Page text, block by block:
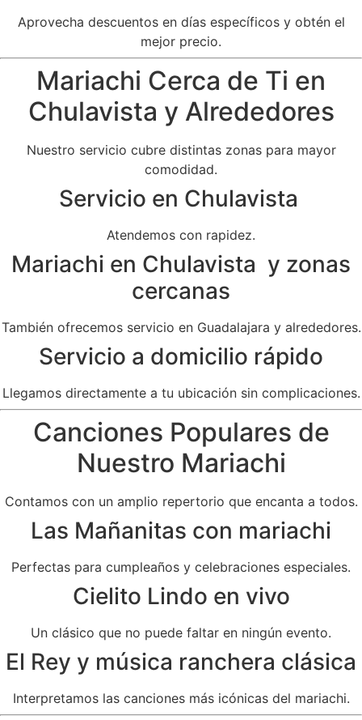
Aprovecha descuentos en días específicos y obtén el
mejor precio.
Mariachi Cerca de Ti en
Chulavista y Alrededores
Nuestro servicio cubre distintas zonas para mayor
comodidad.
Servicio en Chulavista
Atendemos con rapidez.
Mariachi en Chulavista y zonas
cercanas
También ofrecemos servicio en Guadalajara y alrededores.
Servicio a domicilio rápido
Llegamos directamente a tu ubicación sin complicaciones.
Canciones Populares de
Nuestro Mariachi
Contamos con un amplio repertorio que encanta a todos.
Las Mañanitas con mariachi
Perfectas para cumpleaños y celebraciones especiales.
Cielito Lindo en vivo
Un clásico que no puede faltar en ningún evento.
El Rey y música ranchera clásica
Interpretamos las canciones más icónicas del mariachi.